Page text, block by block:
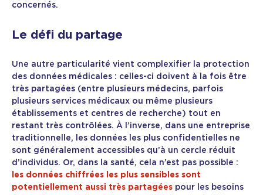
concernés.
Le défi du partage
Une autre particularité vient complexifier la protection
des données médicales : celles-ci doivent à la fois être
très partagées (entre plusieurs médecins, parfois
plusieurs services médicaux ou même plusieurs
établissements et centres de recherche) tout en
restant très contrôlées. À l’inverse, dans une entreprise
traditionnelle, les données les plus confidentielles ne
sont généralement accessibles qu’à un cercle réduit
d’individus. Or, dans la santé, cela n’est pas possible :
les données chiffrées les plus sensibles sont
potentiellement aussi très partagées pour les besoins